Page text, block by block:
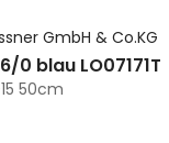
GmbH & Co.KG
0 blau LO07171T
50cm